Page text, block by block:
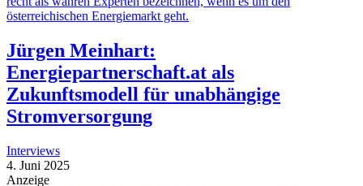
Jürgen Meinhart:
Energiepartnerschaft.at als
Zukunftsmodell für unabhängige
Stromversorgung
Interviews
4. Juni 2025
Anzeige